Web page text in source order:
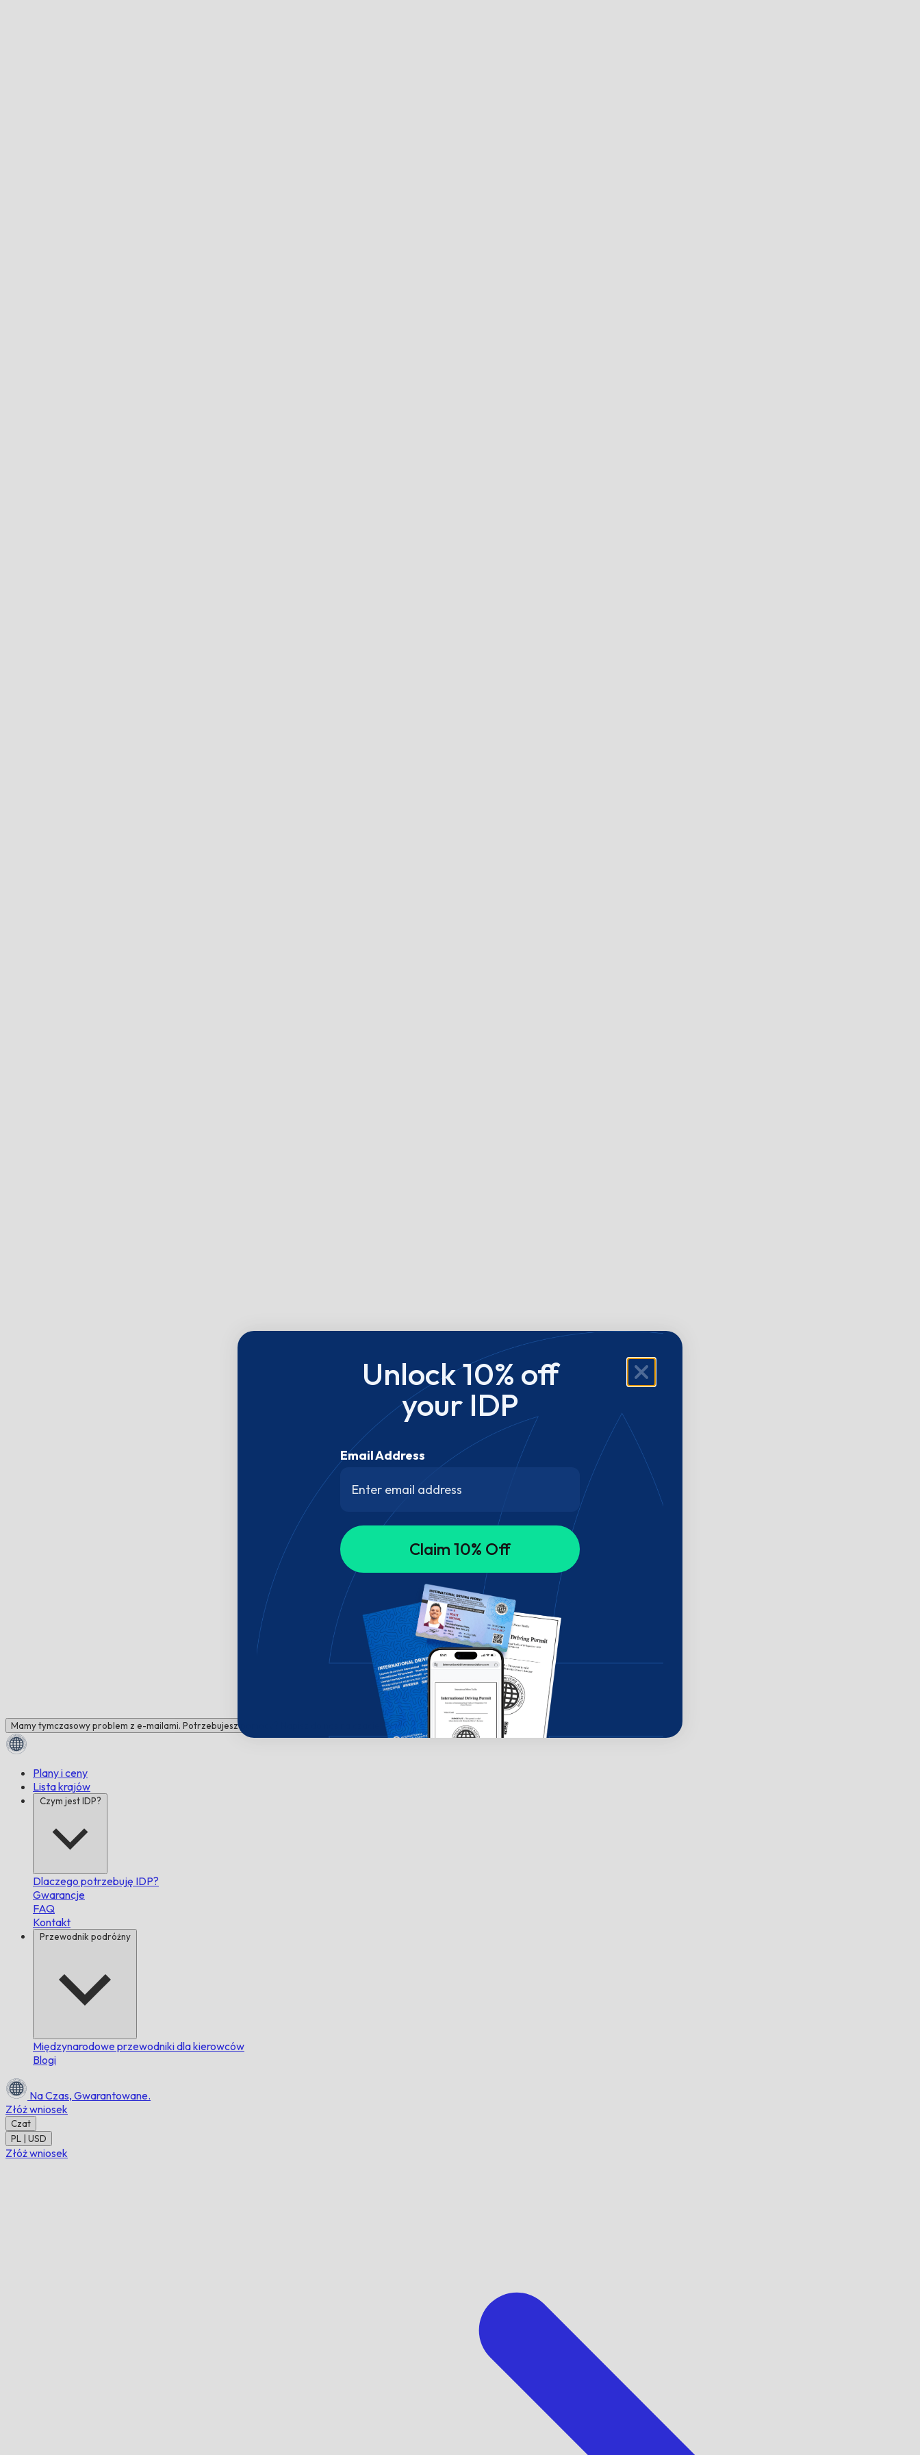
Mamy tymczasowy problem z e-mailami. Potrzebujesz pomocy? Napisz do nas na czacie!
Plany i ceny
Lista krajów
Czym jest IDP?
Dlaczego potrzebuję IDP?
Gwarancje
FAQ
Kontakt
Przewodnik podróżny
Międzynarodowe przewodniki dla kierowców
Blogi
Na Czas, Gwarantowane.
Złóż wniosek
Czat
PL | USD
Złóż wniosek
Unlock 10% off
your IDP
Email Address
Claim 10% Off